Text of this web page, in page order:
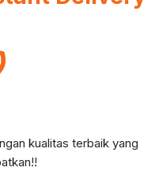
kualitas terbaik yang